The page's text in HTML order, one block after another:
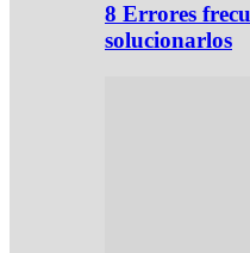
8 Errores
solucionarlos